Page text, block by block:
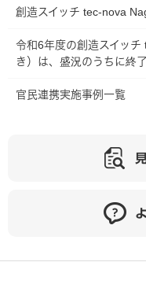
創造スイッチ tec-nova
令和6年度の創造スイッ
き）は、盛況のうちに終
官民連携実施事例一覧